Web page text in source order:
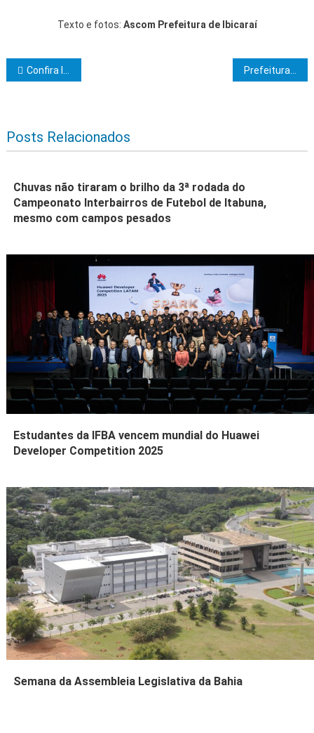
Texto e fotos: Ascom Prefeitura de Ibicaraí
Navegação de Post
Confira lista com vagas do SineBahia para Salvador e região metropolitana nesta terça (2) Prefeitura cria Comissão Especial para reerguer Central de Triagem dos Agentes Ambientais destruído por incêndio
Posts Relacionados
Chuvas não tiraram o brilho da 3ª rodada do
Campeonato Interbairros de Futebol de Itabuna,
mesmo com campos pesados
Estudantes da IFBA vencem mundial do Huawei
Developer Competition 2025
Semana da Assembleia Legislativa da Bahia